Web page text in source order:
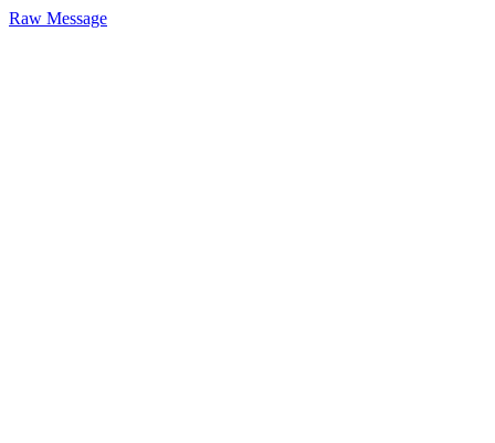
Raw Message